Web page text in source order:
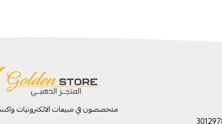
متخصصون في مبيعات الالكترونيات